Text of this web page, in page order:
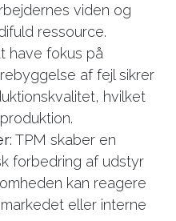
viden og
ressource.
have fokus på
af fejl sikrer
hvilket
: TPM skaber en
forbedring af udstyr
kan reagere
eller interne